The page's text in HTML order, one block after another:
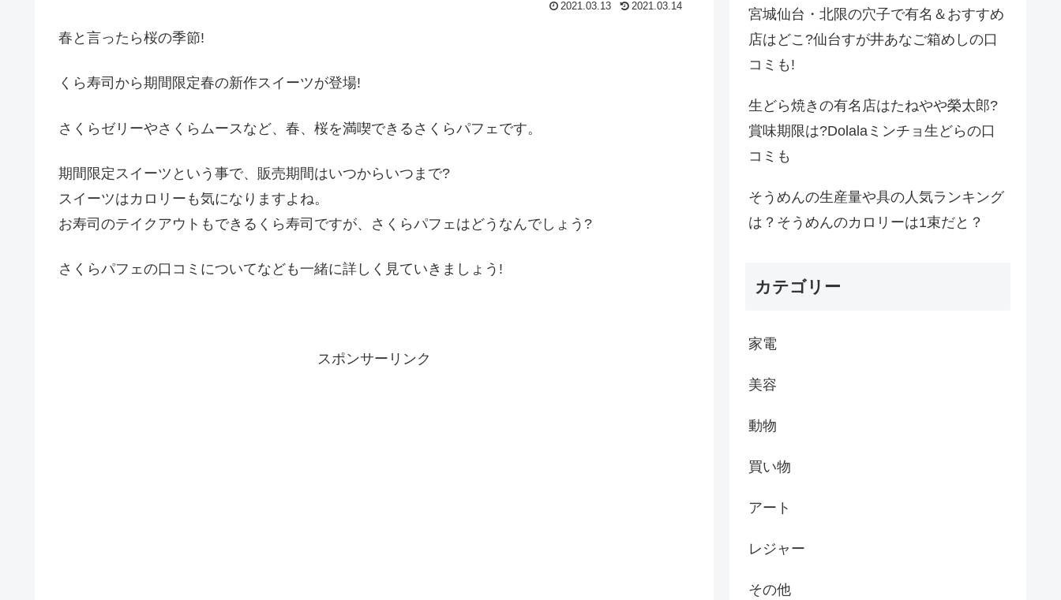
2021.03.13 2021.03.14
春と言ったら桜の季節!
くら寿司から期間限定春の新作スイーツが登場!
さくらゼリーやさくらムースなど、春、桜を満喫できるさくらパフェです。
期間限定スイーツという事で、販売期間はいつからいつまで?
スイーツはカロリーも気になりますよね。
お寿司のテイクアウトもできるくら寿司ですが、さくらパフェはどうなんでしょう?
さくらパフェの口コミについてなども一緒に詳しく見ていきましょう!
スポンサーリンク
宮城仙台・北限の穴子で有名＆おすすめ
店はどこ?仙台すが井あなご箱めしの口
コミも!
生どら焼きの有名店はたねやや榮太郎?
賞味期限は?Dolalaミンチョ生どらの口
コミも
そうめんの生産量や具の人気ランキング
は？そうめんのカロリーは1束だと？
カテゴリー
家電
美容
動物
買い物
アート
レジャー
その他